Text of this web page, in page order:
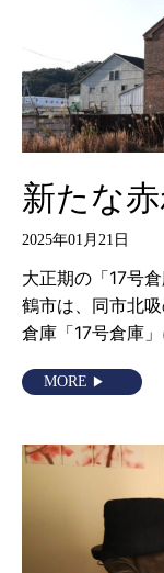
新たな
2025年01月21日
大正期の「17号
鶴市は、同市北
倉庫「17号倉庫
MORE